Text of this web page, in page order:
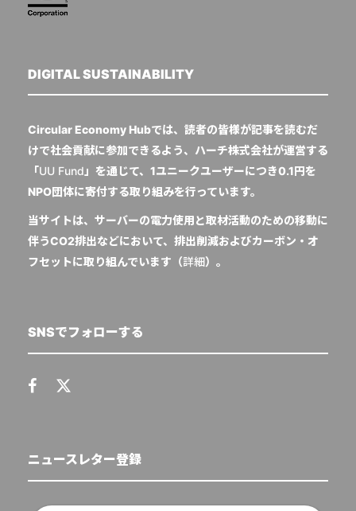
DIGITAL SUSTAINABILITY
Circular Economy Hubでは、読者の皆様が記事を読むだ
けで社会貢献に参加できるよう、ハーチ株式会社が運営する
「UU Fund 」を通じて、1ユニークユーザーにつき0.1円を
NPO団体に寄付する取り組みを行っています。
当サイトは、サーバーの電力使用と取材活動のための移動に
伴うCO2排出などにおいて、排出削減およびカーボン・オ
フセットに取り組んでいます（詳細）。
SNSでフォローする
ニュースレター登録